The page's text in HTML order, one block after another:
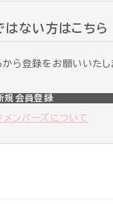
はない方はこちら
ら登録をお願いいたし
規会員登録
メンバーズについて